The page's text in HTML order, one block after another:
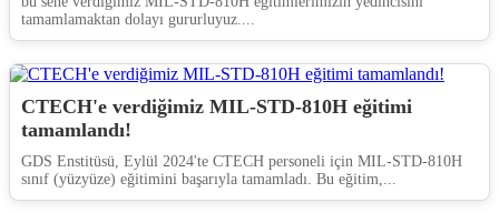
tamamlamaktan dolayı gururluyuz....
CTECH'e verdiğimiz MIL-STD-810H eğitimi
tamamlandı!
GDS Enstitüsü, Eylül 2024'te CTECH personeli için MIL-STD-810H
sınıf (yüzyüze) eğitimini başarıyla tamamladı. Bu eğitim,...